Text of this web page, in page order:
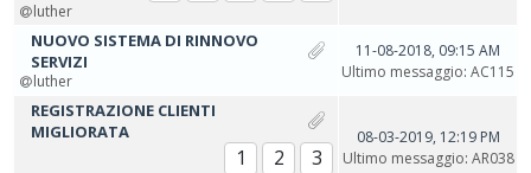
luther
NUOVO SISTEMA DI RINNOVO
SERVIZI
luther
11-08-2018, 09:15 AM
Ultimo messaggio: AC115
REGISTRAZIONE CLIENTI
MIGLIORATA
1 2 3
08-03-2019, 12:19 PM
Ultimo messaggio: AR038